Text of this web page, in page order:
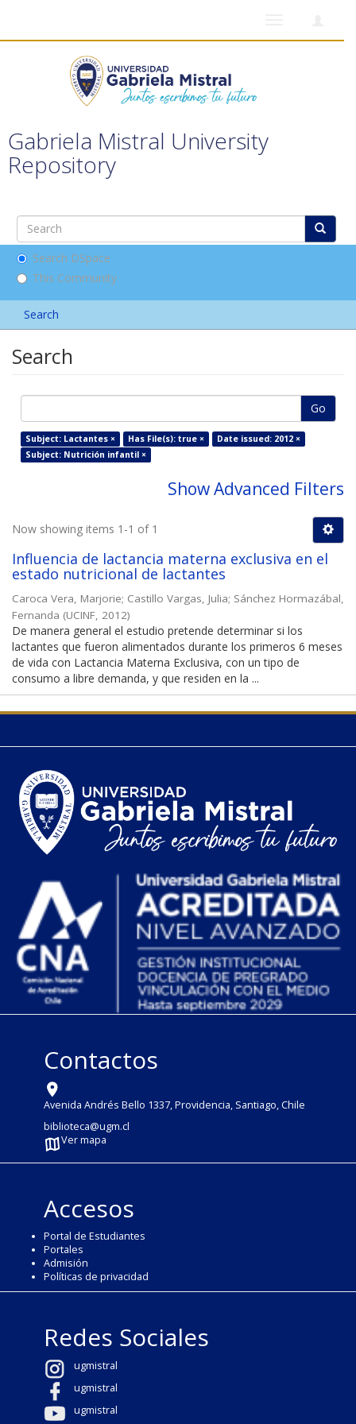
Gabriela Mistral University
Repository
Search DSpace
This Community
Search
Search
Go
Subject: Lactantes × Has File(s): true ×
Date issued: 2012 ×
Subject: Nutrición infantil ×
Show Advanced Filters
Now showing items 1-1 of 1
Influencia de lactancia materna exclusiva en el
estado nutricional de lactantes
Caroca Vera, Marjorie; Castillo Vargas, Julia; Sánchez Hormazábal,
Fernanda (UCINF, 2012)
De manera general el estudio pretende determinar si los
lactantes que fueron alimentados durante los primeros 6 meses
de vida con Lactancia Materna Exclusiva, con un tipo de
consumo a libre demanda, y que residen en la ...
Contactos
Avenida Andrés Bello 1337, Providencia, Santiago, Chile
biblioteca@ugm.cl
Ver mapa
Accesos
Portal de Estudiantes
Portales
Admisión
Políticas de privacidad
Redes Sociales
ugmistral
ugmistral
ugmistral